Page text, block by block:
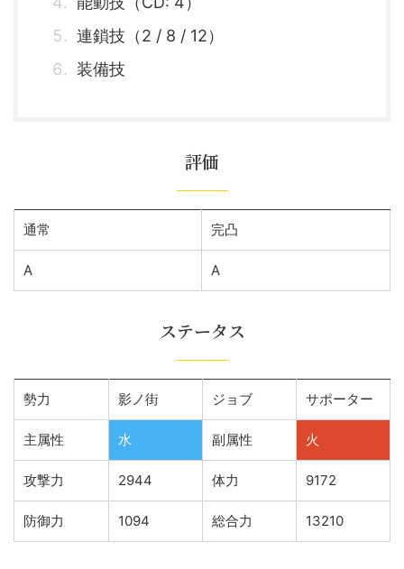
連鎖技（2 / 8 / 12）
装備技
評価
通常 完凸
A A
ステータス
勢力 影ノ街 ジョブ サポーター
主属性 水 副属性 火
攻撃力 2944 体力 9172
防御力 1094 総合力 13210